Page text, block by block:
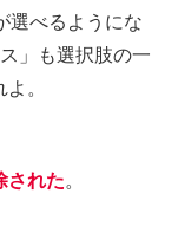
選べるようにな
」も選択肢の一
。
された。